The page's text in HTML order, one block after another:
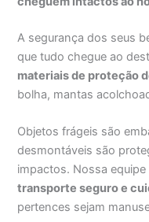
A segurança dos seus
que tudo chegue ao
materiais de proteção
bolha, mantas
Objetos frágeis são
desmontáveis são
impactos. Nossa
transporte seguro e
pertences sejam